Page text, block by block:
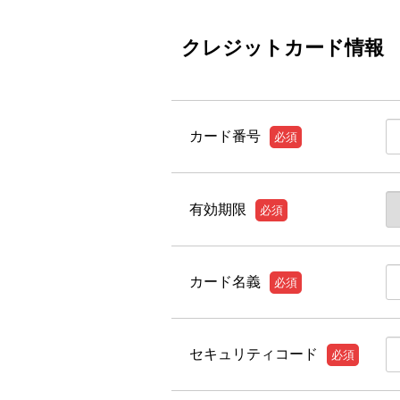
クレジットカード情報
カード番号 必須
有効期限 必須
カード名義 必須
セキュリティコード 必須